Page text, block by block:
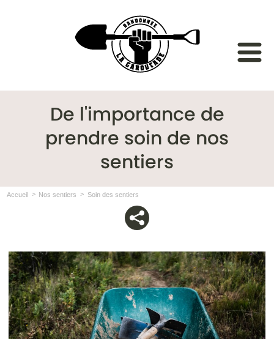
De l'importance de
prendre soin de nos
sentiers
Accueil Nos sentiers Soin des sentiers